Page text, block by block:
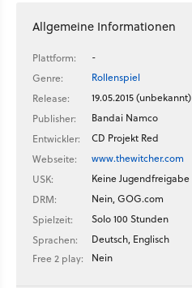
Allgemeine Informationen
Plattform:
-
Genre:
Rollenspiel
Release:
19.05.2015 (unbekannt)
Publisher:
Bandai Namco
Entwickler:
CD Projekt Red
Webseite:
www.thewitcher.com
USK:
Keine Jugendfreigabe
DRM:
Nein, GOG.com
Spielzeit:
Solo 100 Stunden
Sprachen:
Deutsch, Englisch
Free 2 play:
Nein